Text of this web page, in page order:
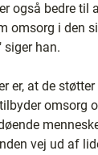
også bedre til
omsorg i den
siger han.
er, at de
omsorg
vej ud af